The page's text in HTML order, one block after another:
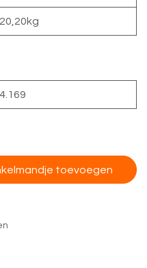
20,20kg
4.169
toevoegen